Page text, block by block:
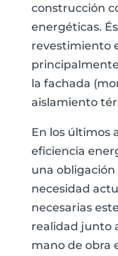
construcción
energéticas.
revestimiento
la fachada
aislamiento
En los últimos
eficiencia
una
necesidad
necesarias
realidad junto
mano de obra